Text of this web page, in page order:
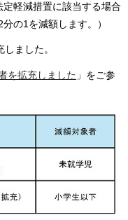
軽減措置に該当する場合
の1を減額します。）
ました。
を拡充しました 」をご参